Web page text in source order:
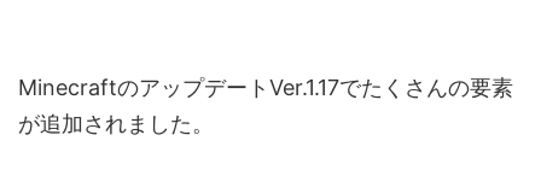
MinecraftのアップデートVer.1.17でたくさんの要素
が追加されました。